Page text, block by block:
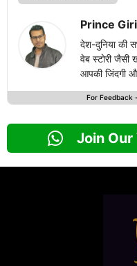
Prince Giri
देश-दुनिया की
वेब स्टोरी
आपकी जिंदगी
For Feedback -
Join